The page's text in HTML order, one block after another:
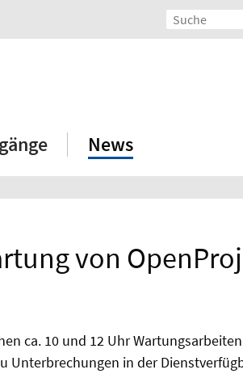
News
von
ca. 10 und 12 Uhr
Unterbrechungen in der